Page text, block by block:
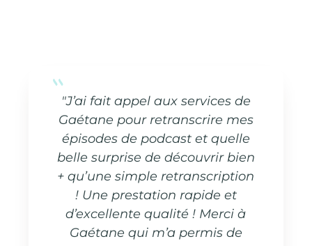
"J’ai fait appel aux services de
Gaétane pour retranscrire mes
épisodes de podcast et quelle
belle surprise de découvrir bien
+ qu’une simple retranscription
! Une prestation rapide et
d’excellente qualité ! Merci à
Gaétane qui m’a permis de